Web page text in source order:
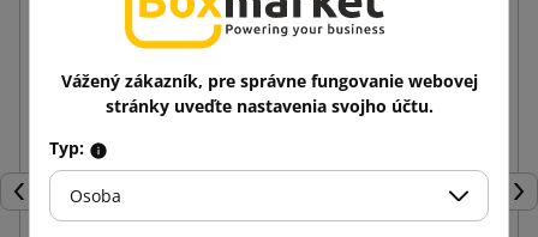
Späť
Vážený zákazník, pre správne fungovanie webovej
stránky uveďte nastavenia svojho účtu.
Typ:
Osoba